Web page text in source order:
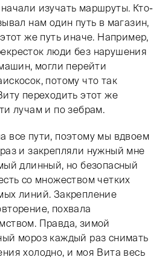
изучать маршруты. Кто-
нам один путь в магазин,
же путь иначе. Например,
люди без нарушения
могли перейти
потому что так
переходить этот же
лучам и по зебрам.
все пути, поэтому мы вдвоем
и закрепляли нужный мне
длинный, но безопасный
со множеством четких
линий. Закрепление
похвала
Правда, зимой
мороз каждый раз снимать
холодно, и моя Вита весь